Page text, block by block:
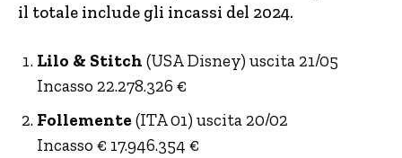
il totale include gli incassi del 2024.
Lilo & Stitch (USA Disney) uscita 21/05
Incasso 22.278.326 €
Follemente (ITA 01) uscita 20/02
Incasso € 17.946.354 €